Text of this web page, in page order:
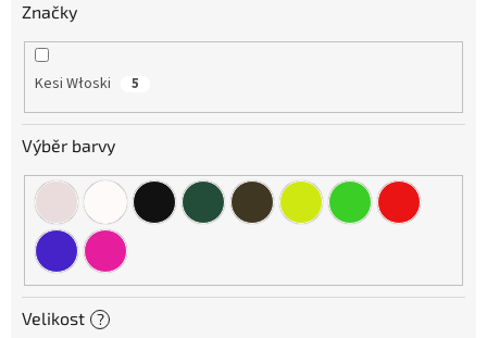
Značky
Kesi Włoski 5
Výběr barvy
Velikost ?